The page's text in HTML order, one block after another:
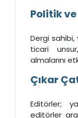
Politik
Dergi sahibi,
ticari
almalarını
Çıkar
Editörler;
editörler